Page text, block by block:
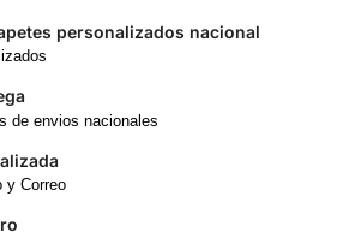
personalizados nacional
de envios nacionales
y Correo